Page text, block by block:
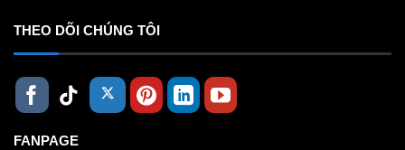
THEO DÕI CHÚNG TÔI
FANPAGE